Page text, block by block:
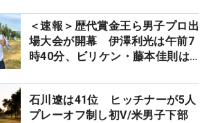
＜速報＞歴代賞金王ら男子プロ出
場大会が開幕 伊澤利光は午前7
時40分、ビリケン・藤本佳則は
STAGE JOYX OPEN】
石川遼は41位 ヒッチナーが5人
プレーオフ制し初V/米男子下部